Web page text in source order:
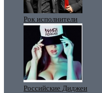
Рок исполнители
Российские Диджеи